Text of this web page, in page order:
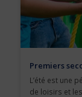
Premiers
L’été est une
de loisirs et